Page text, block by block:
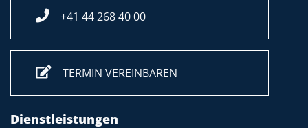
+41 44 268 40 00
TERMIN VEREINBAREN
Dienstleistungen